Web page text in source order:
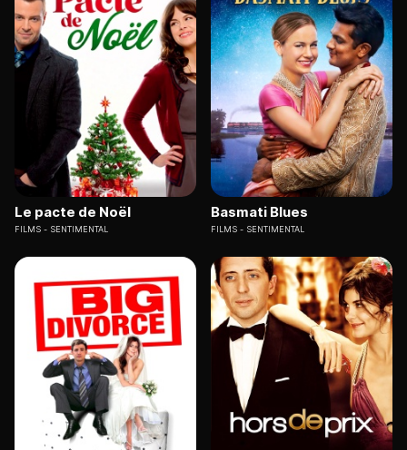
Le pacte de Noël
FILMS SENTIMENTAL
Basmati Blues
FILMS SENTIMENTAL